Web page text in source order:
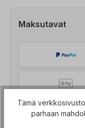
Maksutavat
Tämä
parhaan